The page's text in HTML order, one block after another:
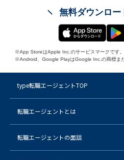
無料ダウンロー
※App StoreはApple Inc.のサービスマークです。
※Android、Google PlayはGoogle Inc.の商標ま
type転職エージェントTOP
転職エージェントとは
転職エージェントの面談